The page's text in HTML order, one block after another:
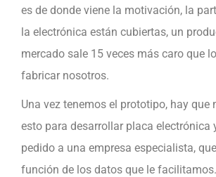
es de donde viene la motivación, la
la electrónica están cubiertas, un
mercado sale 15 veces más caro que
fabricar nosotros.
Una vez tenemos el prototipo, hay que
esto para desarrollar placa electrónica
pedido a una empresa especialista,
función de los datos que le facilitamos.